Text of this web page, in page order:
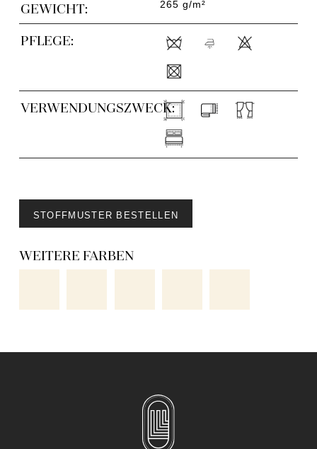
GEWICHT: 265 g/m²
PFLEGE:
VERWENDUNGSZWECK:
STOFFMUSTER BESTELLEN
WEITERE FARBEN